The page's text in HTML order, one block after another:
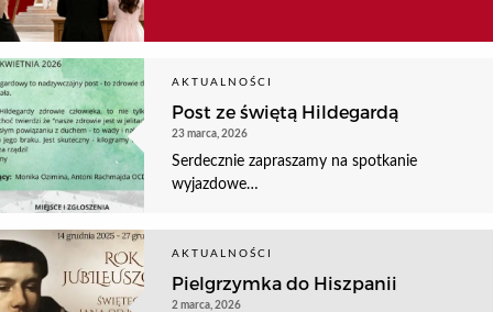
AKTUALNOŚCI
Post ze świętą Hildegardą
23 marca, 2026
Serdecznie zapraszamy na spotkanie
wyjazdowe…
AKTUALNOŚCI
Pielgrzymka do Hiszpanii
2 marca, 2026